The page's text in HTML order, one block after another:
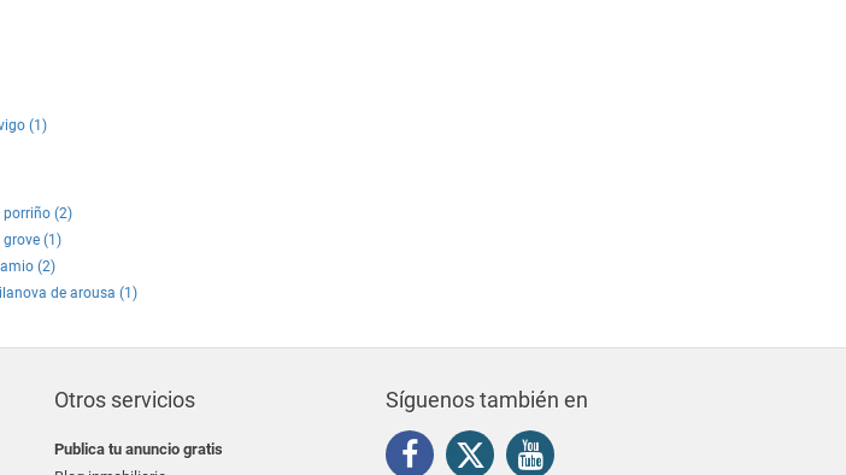
(1)
porriño (2)
grove (1)
(2)
de arousa (1)
Otros servicios
Publica tu anuncio gratis
Síguenos también en